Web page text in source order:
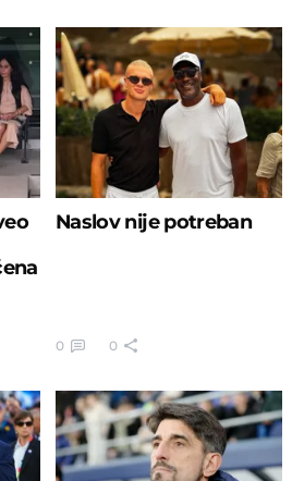
Naslov nije potreban
0 0